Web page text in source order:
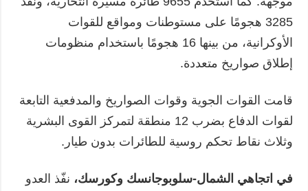
3285 هجومًا على مستوطنات ومواقع للقوات
الأوكرانية، من بينها 16 هجومًا باستخدام منظومات
إطلاق صواريخ متعددة.
قامت القوات الجوية وقوات الصواريخ والمدفعية التابعة
لقوات الدفاع بضرب 12 منطقة لتمركز القوى البشرية
وثلاث نقاط تحكم روسية للطائرات بدون طيار.
في اتجاهي الشمال-سلوبوجانسك وكورسك، نفّذ العدو